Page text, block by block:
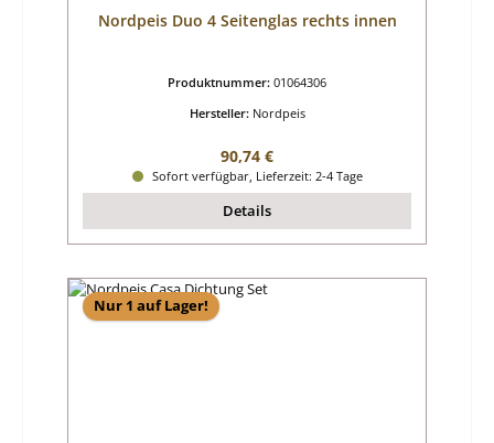
Nordpeis Duo 4 Seitenglas rechts innen
Produktnummer: 01064306
Hersteller: Nordpeis
Regulärer Preis:
90,74 €
Sofort verfügbar, Lieferzeit: 2-4 Tage
Details
Nur 1 auf Lager!